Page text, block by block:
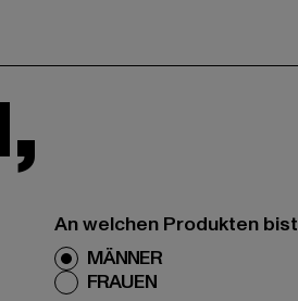
An welchen Produkten
MÄNNER
FRAUEN